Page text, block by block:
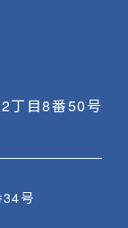
丁目8番50号
号